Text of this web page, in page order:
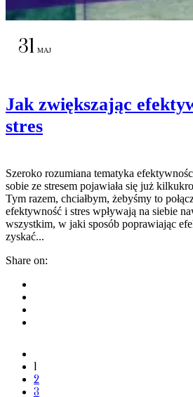
31 MAJ
Jak zwiększając
stres
Szeroko rozumiana tematyka
sobie ze stresem pojawiała się już
Tym razem, chciałbym, żebyśmy to
efektywność i stres wpływają na siebie
wszystkim, w jaki sposób poprawiając
zyskać...
Share on:
1
2
3